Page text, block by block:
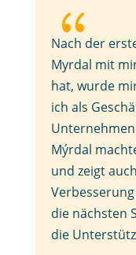
{
Nach der
Myrdal mit
hat, wurde
ich als
Mýrdal
und zeigt
die nächsten
die